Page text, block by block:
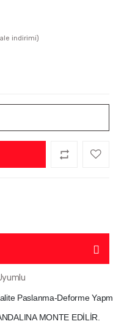
indirimi)
Paslanma-Deforme
MONTE EDİLİR.